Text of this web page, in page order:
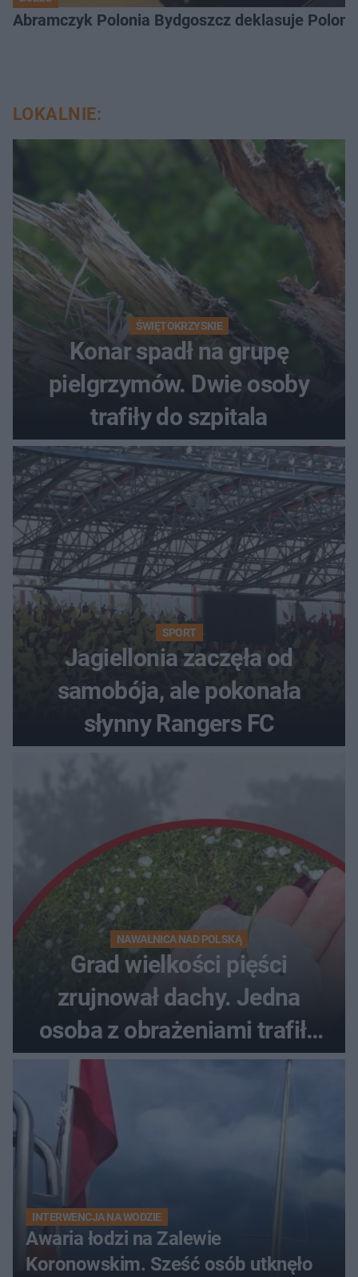
Abramczyk Polonia Bydgoszcz deklasuje
LOKALNIE:
ŚWIĘTOKRZYSKIE
Konar spadł na grupę
pielgrzymów. Dwie osoby
trafiły do szpitala
SPORT
Jagiellonia zaczęła od
samobója, ale pokonała
słynny Rangers FC
NAWAŁNICA NAD POLSKĄ
Grad wielkości pięści
zrujnował dachy. Jedna
osoba z obrażeniami trafiła
do szpitala
INTERWENCJA NA WODZIE
Awaria łodzi na Zalewie
Koronowskim. Sześć osób utknęło